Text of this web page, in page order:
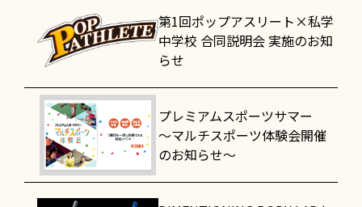
第1回ポップアスリート×私学
中学校 合同説明会 実施のお知
らせ
プレミアムスポーツサマー
～マルチスポーツ体験会開催
のお知らせ～